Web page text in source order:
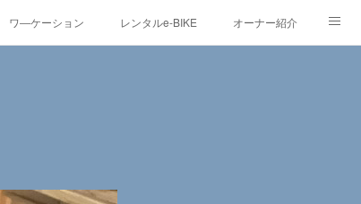
ワ―ケーション レンタルe-BIKE オーナー紹介